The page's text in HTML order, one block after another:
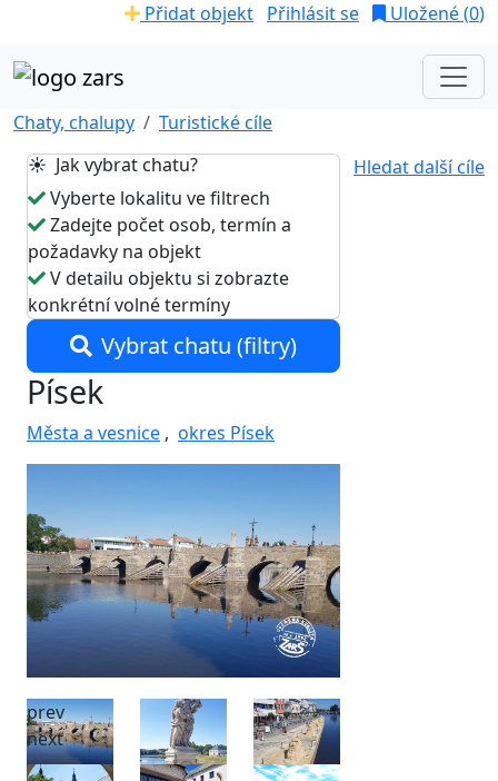
Přidat objekt Přihlásit se Uložené (0)
Chaty, chalupy
Turistické cíle
Hledat další cíle
☀️ Jak vybrat chatu?
Vyberte lokalitu ve filtrech
Zadejte počet osob, termín a
požadavky na objekt
V detailu objektu si zobrazte
konkrétní volné termíny
Vybrat chatu (filtry)
Písek
Města a vesnice , okres Písek
prev
next